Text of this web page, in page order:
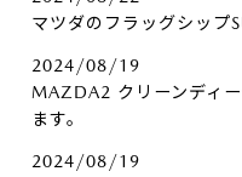
マツダのフラッグシップ
2024/08/19
MAZDA2 クリーンディ
ます。
2024/08/19